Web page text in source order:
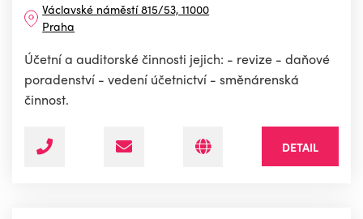
Václavské náměstí 815/53, 11000
Praha
Účetní a auditorské činnosti jejich: - revize - daňové
poradenství - vedení účetnictví - směnárenská
činnost.
DETAIL